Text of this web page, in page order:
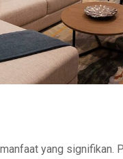
yang signifikan.